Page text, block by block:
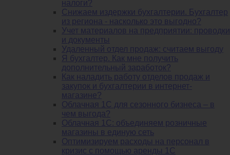
налоги?
Снижаем издержки бухгалтерии. Бухгалтер
из региона - насколько это выгодно?
Учет материалов на предприятии: проводки
и документы
Удаленный отдел продаж: считаем выгоду
Я бухгалтер. Как мне получить
дополнительный заработок?
Как наладить работу отделов продаж и
закупок и бухгалтерии в интернет-
магазине?
Облачная 1С для сезонного бизнеса – в
чем выгода?
Облачная 1С: объединяем розничные
магазины в единую сеть
Оптимизируем расходы на персонал в
кризис с помощью аренды 1С